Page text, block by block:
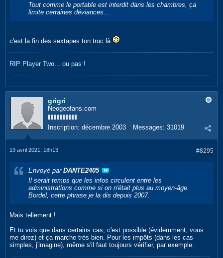
Tout comme le portable est interdit dans les chambres, ça
limite certaines déviances...
c'est la fin des sextapes ton truc là
RIP Player Two... ou pas !
grigri
Neogeofans.com
Inscription: décembre 2003 Messages: 31019
#8295
19 avril 2021, 18h13
Envoyé par DANTE2405
Il serait temps que les infos circulent entre les
administrations comme si on n'était plus au moyen-âge.
Bordel, cette phrase je la dis depuis 2007.
Mais tellement !
Et tu vois que dans certains cas, c'est possible (évidemment, vous
me direz) et ça marche très bien. Pour les impôts (dans les cas
simples, j'imagine), même s'il faut toujours vérifier, par exemple.